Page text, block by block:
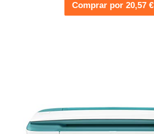
Comprar por 20,57 €